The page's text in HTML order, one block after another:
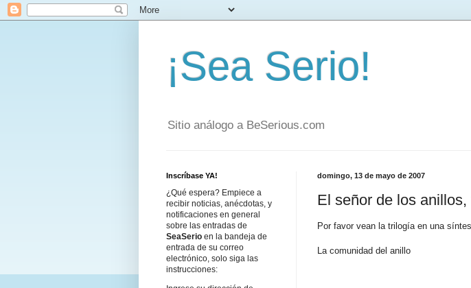
¡Sea Serio!
Sitio análogo a BeSerious.com
domingo, 13 de mayo de 2007
El señor de los
Por favor vean la trilogía en una
La comunidad del anillo
Inscríbase YA!
¿Qué espera? Empiece a
recibir noticias, anécdotas, y
notificaciones en general
sobre las entradas de
SeaSerio en la bandeja de
entrada de su correo
electrónico, solo siga las
instrucciones: